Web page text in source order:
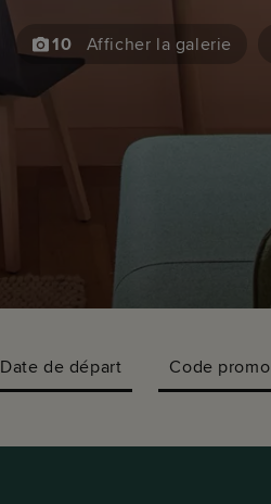
10 Afficher la galerie
Date de départ Code promo